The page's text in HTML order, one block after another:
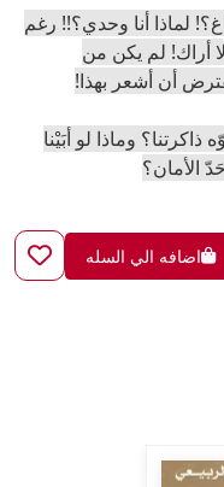
لماذا أنا وحدي؟!! رغم
أراك! لم يكن من
أن أشعر بهذا!
وماذا لو أبَيْنا
الأمان؟
اضافه الي السله